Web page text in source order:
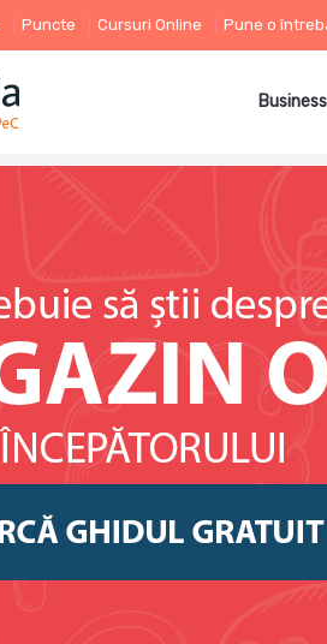
Puncte Cursuri Online Pune o
Business